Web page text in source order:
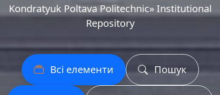
Kondratyuk Poltava Politechnic» Institutional
Repository
Всі елементи Пошук